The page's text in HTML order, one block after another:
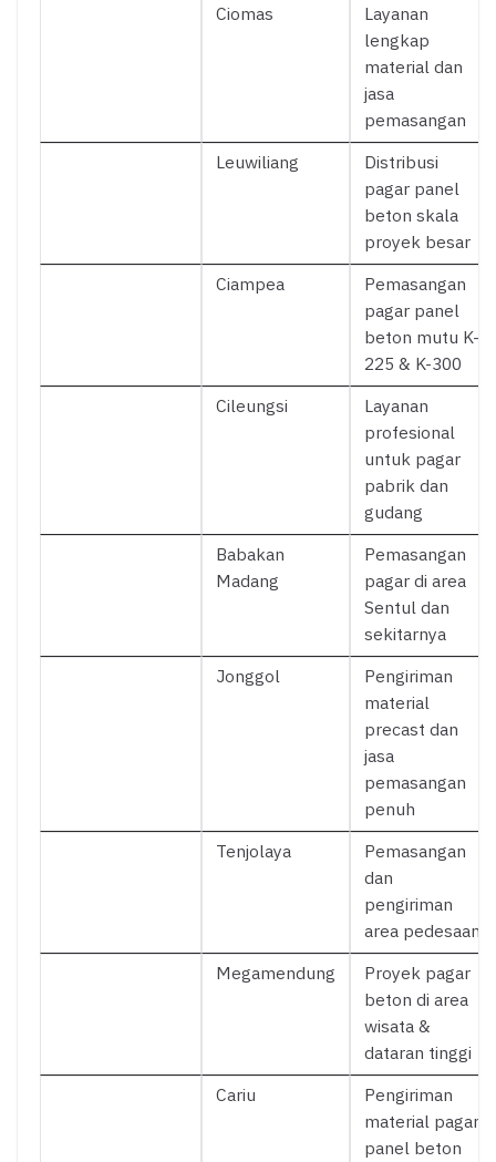
Ciomas
Layanan
lengkap
material dan
jasa
pemasangan
Leuwiliang
Distribusi
pagar panel
beton skala
proyek besar
Ciampea
Pemasangan
pagar panel
beton mutu K-
225 & K-300
Cileungsi
Layanan
profesional
untuk pagar
pabrik dan
gudang
Babakan
Madang
Pemasangan
pagar di area
Sentul dan
sekitarnya
Jonggol
Pengiriman
material
precast dan
jasa
pemasangan
penuh
Tenjolaya
Pemasangan
dan
pengiriman
area pedesaan
Megamendung
Proyek pagar
beton di area
wisata &
dataran tinggi
Cariu
Pengiriman
material pagar
panel beton